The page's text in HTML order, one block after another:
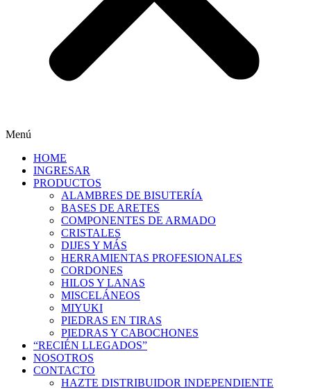
Menú
HOME
INGRESAR
PRODUCTOS
ALAMBRES DE BISUTERÍA
BASES DE ARETES
COMPONENTES DE ARMADO
CRISTALES
DIJES Y MÁS
HERRAMIENTAS PROFESIONALES
CORDONES
HILOS Y LANAS
MISCELÁNEOS
MIYUKI
PIEDRAS EN TIRAS
PIEDRAS Y CABOCHONES
“RECIÉN LLEGADOS”
NOSOTROS
CONTACTO
HAZTE DISTRIBUIDOR INDEPENDIENTE